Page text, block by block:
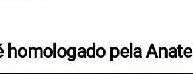
homologado pela Anatel